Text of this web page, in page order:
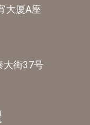
大厦A座
大街37号